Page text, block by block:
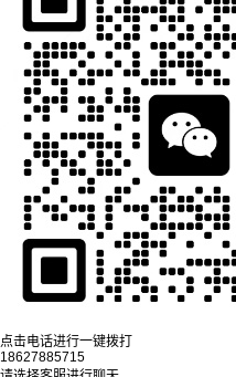
点击电话进行一键拨打
18627885715